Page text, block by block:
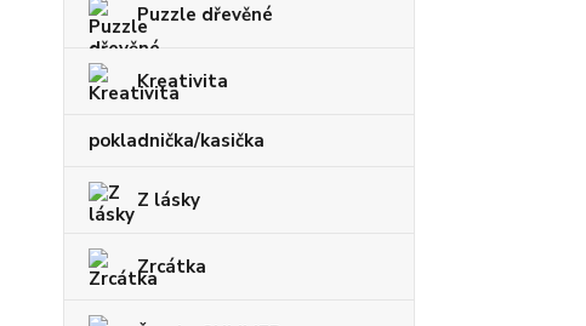
Puzzle dřevěné
Kreativita
pokladnička/kasička
Z lásky
Zrcátka